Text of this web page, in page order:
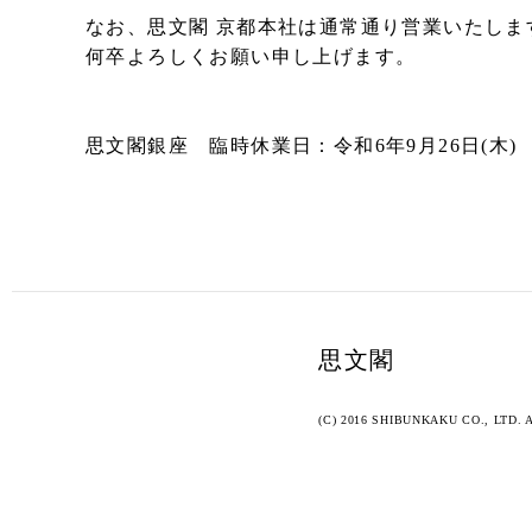
なお、思文閣 京都本社は通常通り営業いたしま
何卒よろしくお願い申し上げます。
思文閣銀座 臨時休業日：令和6年9月26日(木)
思文閣
(C) 2016 SHIBUNKAKU CO., LTD.